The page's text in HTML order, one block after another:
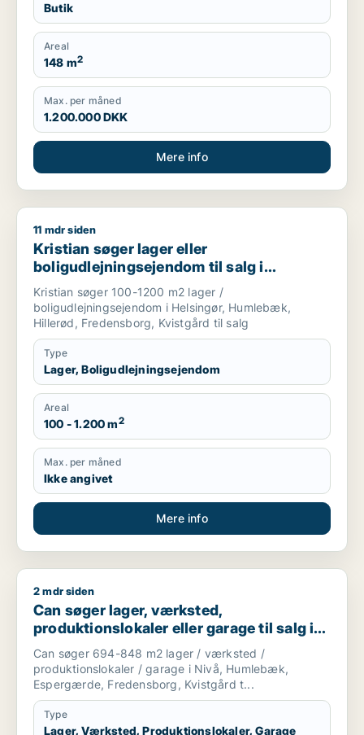
Butik
Areal
148 m2
Max. per måned
1.200.000 DKK
Mere info
Kristian søger lager eller boligudlejningsejendom til salg i
11 mdr siden
Kristian søger lager eller
boligudlejningsejendom til salg i
Helsingør, Humlebæk eller Hillerød m.fl.
Kristian søger 100-1200 m2 lager /
boligudlejningsejendom i Helsingør, Humlebæk,
Hillerød, Fredensborg, Kvistgård til salg
Type
Lager, Boligudlejningsejendom
Areal
100 - 1.200 m2
Max. per måned
Ikke angivet
Mere info
Can søger lager, værksted, produktionslokaler eller
2 mdr siden
Can søger lager, værksted,
produktionslokaler eller garage til salg i
Nivå, Humlebæk eller Espergærde m.fl.
Can søger 694-848 m2 lager / værksted /
produktionslokaler / garage i Nivå, Humlebæk,
Espergærde, Fredensborg, Kvistgård t...
Type
Lager, Værksted, Produktionslokaler, Garage